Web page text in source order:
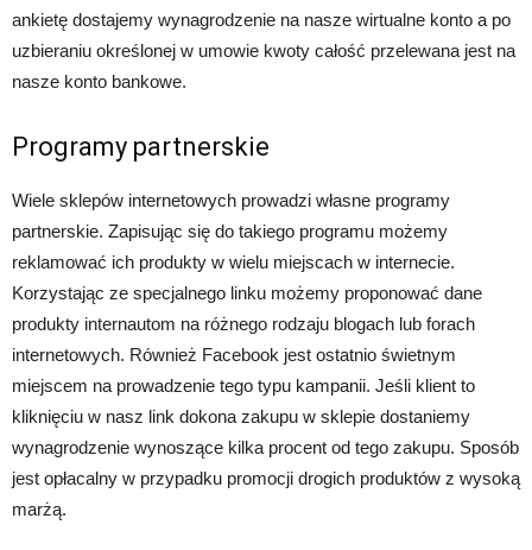
ankietę dostajemy wynagrodzenie na nasze wirtualne konto a po
uzbieraniu określonej w umowie kwoty całość przelewana jest na
nasze konto bankowe.
Programy partnerskie
Wiele sklepów internetowych prowadzi własne programy
partnerskie. Zapisując się do takiego programu możemy
reklamować ich produkty w wielu miejscach w internecie.
Korzystając ze specjalnego linku możemy proponować dane
produkty internautom na różnego rodzaju blogach lub forach
internetowych. Również Facebook jest ostatnio świetnym
miejscem na prowadzenie tego typu kampanii. Jeśli klient to
kliknięciu w nasz link dokona zakupu w sklepie dostaniemy
wynagrodzenie wynoszące kilka procent od tego zakupu. Sposób
jest opłacalny w przypadku promocji drogich produktów z wysoką
marżą.